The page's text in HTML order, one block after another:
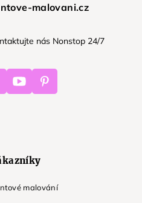
malovani.cz
nás Nonstop 24/7
Youtube Pinterest
malování